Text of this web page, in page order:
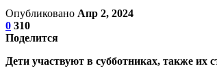
Опубликовано Апр 2, 2024
0 310
Поделится
Дети участвуют в субботниках, также их